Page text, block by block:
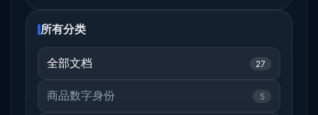
所有分类
全部文档 27
商品数字身份 5